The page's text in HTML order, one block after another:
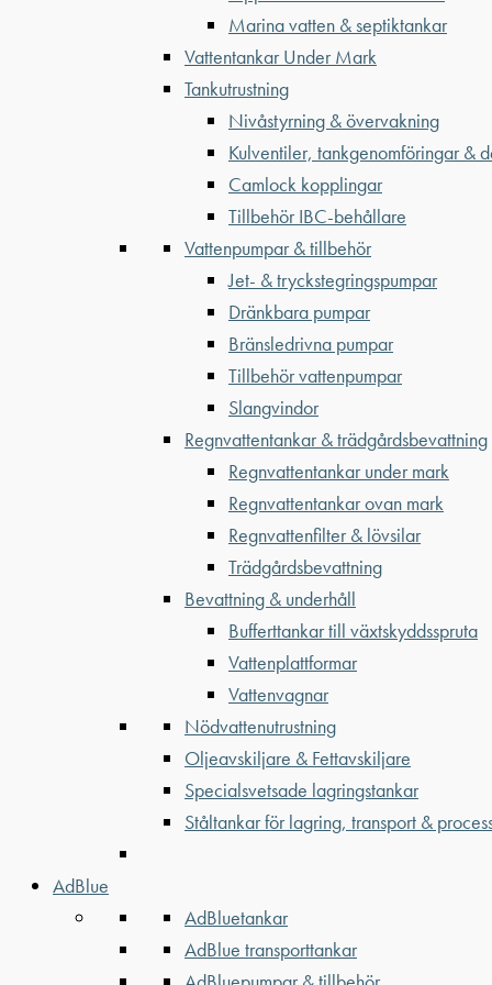
Marina vatten & septiktankar
Vattentankar Under Mark
Tankutrustning
Nivåstyrning & övervakning
Kulventiler, tankgenomföringar &
Camlock kopplingar
Tillbehör IBC-behållare
Vattenpumpar & tillbehör
Jet- & tryckstegringspumpar
Dränkbara pumpar
Bränsledrivna pumpar
Tillbehör vattenpumpar
Slangvindor
Regnvattentankar & trädgårdsbevattning
Regnvattentankar under mark
Regnvattentankar ovan mark
Regnvattenfilter & lövsilar
Trädgårdsbevattning
Bevattning & underhåll
Bufferttankar till växtskyddsspruta
Vattenplattformar
Vattenvagnar
Nödvattenutrustning
Oljeavskiljare & Fettavskiljare
Specialsvetsade lagringstankar
Ståltankar för lagring, transport &
AdBlue
AdBluetankar
AdBlue transporttankar